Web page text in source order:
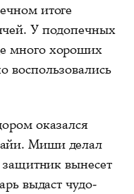
итоге
У подопечных
много хороших
воспользовались
оказался
Миши делал
защитник вынесет
выдаст чудо-